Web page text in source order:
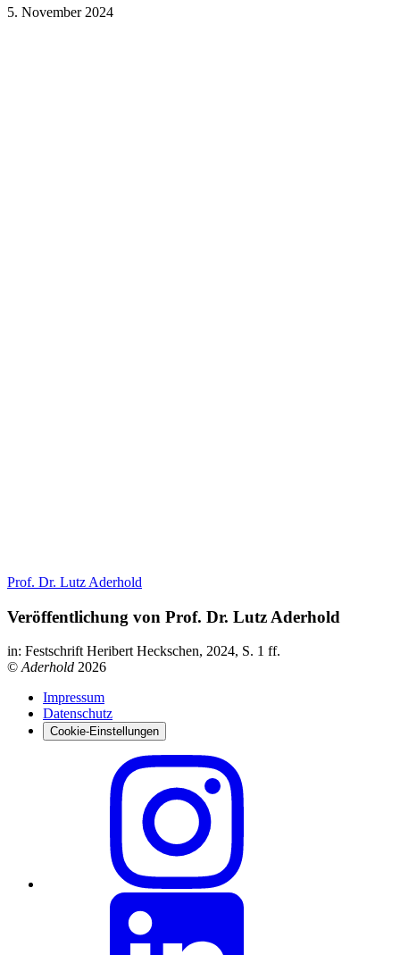
5. November 2024
Prof. Dr. Lutz Aderhold
Veröffentlichung von Prof. Dr. Lutz Aderhold
in: Festschrift Heribert Heckschen, 2024, S. 1 ff.
© Aderhold 2026
Impressum
Datenschutz
Cookie-Einstellungen